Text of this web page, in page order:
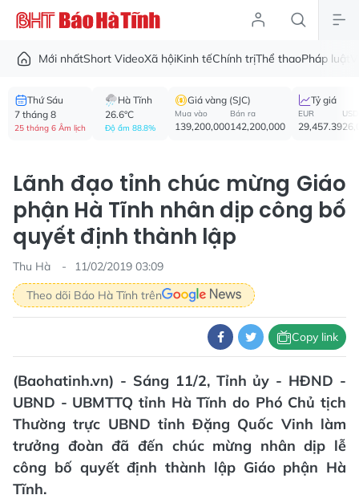
Mới nhấtShort VideoXã hộiKinh tếChính trịThể thaoPháp luật
Thứ Sáu
7 tháng 8
25 tháng 6 Âm lịch
Hà Tĩnh
26.6°C
Độ ẩm 88.8%
Giá vàng (SJC)
Mua vào
139,200,000
Bán ra
142,200,000
Tỷ giá
EUR
29,457.39
USD
Lãnh đạo tỉnh chúc mừng Giáo
phận Hà Tĩnh nhân dịp công bố
quyết định thành lập
Thu Hà
11/02/2019 03:09
Theo dõi Báo Hà Tĩnh trên
Copy link
(Baohatinh.vn) - Sáng 11/2, Tỉnh ủy - HĐND -
UBND - UBMTTQ tỉnh Hà Tĩnh do Phó Chủ tịch
Thường trực UBND tỉnh Đặng Quốc Vinh làm
trưởng đoàn đã đến chúc mừng nhân dịp lễ
công bố quyết định thành lập Giáo phận Hà
Tĩnh.